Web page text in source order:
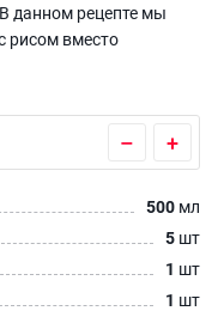
данном рецепте мы
рисом вместо
– +
500 мл
5 шт
1 шт
1 шт